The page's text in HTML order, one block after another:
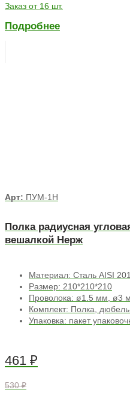
Заказ от 16 шт.
Подробнее
Арт: ПУМ-1Н
Полка радиусная
вешалкой Нерж
Материал: Сталь AISI
Размер: 210*210*210
Проволока: ø1.5 мм, ø3
Комплект: Полка,
Упаковка: пакет
461 ₽
530 ₽